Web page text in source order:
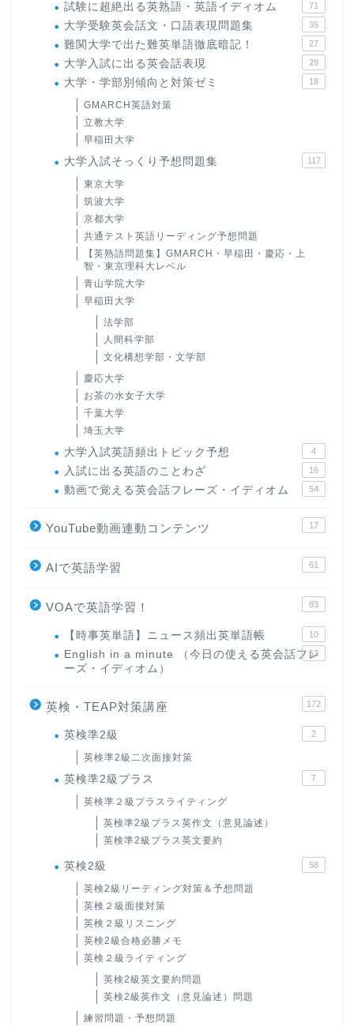
試験に超絶出る英熟語・英語イディオム 71
大学受験英会話文・口語表現問題集 35
難関大学で出た難英単語徹底暗記！ 27
大学入試に出る英会話表現 29
大学・学部別傾向と対策ゼミ 18
GMARCH英語対策
立教大学
早稲田大学
大学入試そっくり予想問題集 117
東京大学
筑波大学
京都大学
共通テスト英語リーディング予想問題
【英熟語問題集】GMARCH・早稲田・慶応・上
智・東京理科大レベル
青山学院大学
早稲田大学
法学部
人間科学部
文化構想学部・文学部
慶応大学
お茶の水女子大学
千葉大学
埼玉大学
大学入試英語頻出トピック予想 4
入試に出る英語のことわざ 16
動画で覚える英会話フレーズ・イディオム 54
YouTube動画連動コンテンツ 17
AIで英語学習 61
VOAで英語学習！ 83
【時事英単語】ニュース頻出英単語帳 10
English in a minute （今日の使える英会話フレ
ーズ・イディオム）
63
英検・TEAP対策講座 172
英検準2級 2
英検準2級二次面接対策
英検準2級プラス 7
英検準２級プラスライティング
英検準2級プラス英作文（意見論述）
英検準2級プラス英文要約
英検2級 58
英検2級リーディング対策＆予想問題
英検２級面接対策
英検２級リスニング
英検2級合格必勝メモ
英検２級ライティング
英検2級英文要約問題
英検2級英作文（意見論述）問題
練習問題・予想問題